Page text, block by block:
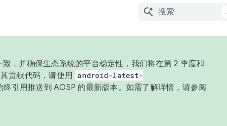
，并确保生态系统的平台稳定性，我们将在第 2 季度和
贡献代码，请使用 android-latest-
终引用推送到 AOSP 的最新版本。如需了解详情，请参阅